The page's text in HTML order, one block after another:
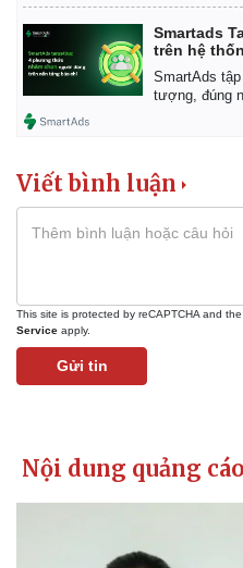
Kinh tế
Bất động sản
Khởi nghiệp
Smartads
trên hệ
SmartAds
tượng, đúng
Viết bình luận
This site is protected by reCAPTCHA and
Service apply.
Gửi tin